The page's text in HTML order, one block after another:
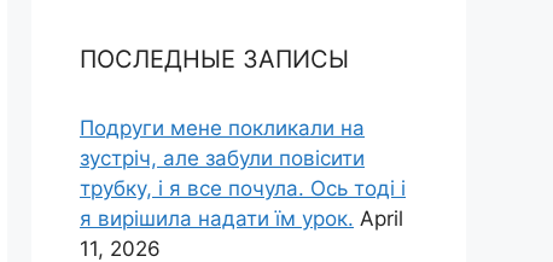
ПОСЛЕДНЫЕ ЗАПИСЫ
Подруги мене покликали на
зустріч, але забули повісити
трубку, і я все почула. Ось тоді і
я вирішила надати їм урок. April
11, 2026